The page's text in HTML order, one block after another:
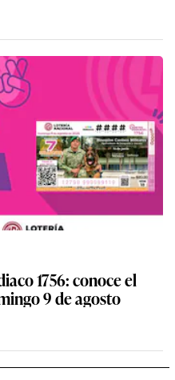
1756: conoce el
9 de agosto